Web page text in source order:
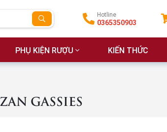
Hotline
0365350903
PHỤ KIỆN RƯỢU KIẾN THỨC
GASSIES